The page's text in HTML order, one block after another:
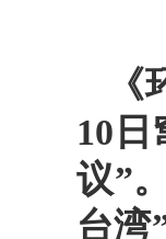
10
议”
台湾